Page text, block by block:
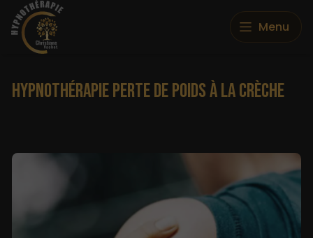
Menu
HYPNOTHÉRAPIE PERTE DE POIDS À LA CRÈCHE